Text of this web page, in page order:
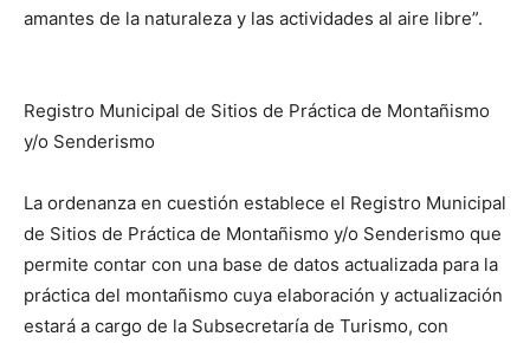
amantes de la naturaleza y las actividades al aire libre”.
Registro Municipal de Sitios de Práctica de Montañismo
y/o Senderismo
La ordenanza en cuestión establece el Registro Municipal
de Sitios de Práctica de Montañismo y/o Senderismo que
permite contar con una base de datos actualizada para la
práctica del montañismo cuya elaboración y actualización
estará a cargo de la Subsecretaría de Turismo, con